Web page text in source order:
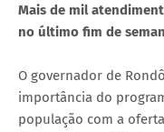
Mais de mil
no último fim de
O governador de
importância do
população com a